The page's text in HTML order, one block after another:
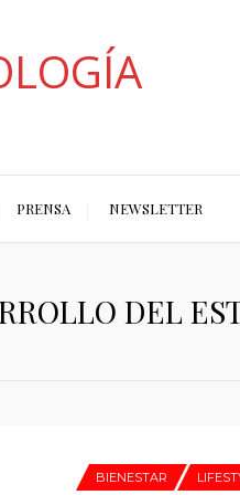
PRENSA NEWSLETTER
DEL
BIENESTAR